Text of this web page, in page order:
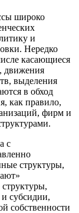
широко
и
Нередко
касающиеся
движения
выделения
в обход
как правило,
фирм и
с
структуры,
субсидии,
собственности